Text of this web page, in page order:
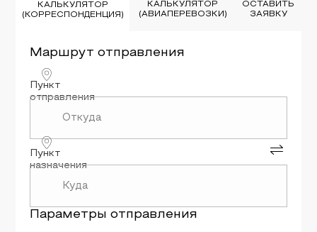
КАЛЬКУЛЯТОР
(КОРРЕСПОНДЕНЦИЯ)
КАЛЬКУЛЯТОР
(АВИАПЕРЕВОЗКИ)
ОСТАВИТЬ
ЗАЯВКУ
Маршрутотправления
Пункт
отправления
Пункт
назначения
Параметрыотправления